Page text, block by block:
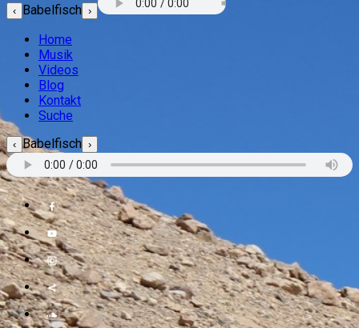
‹ Babelfisch ›
Home
Musik
Videos
Blog
Kontakt
Suche
‹ Babelfisch ›